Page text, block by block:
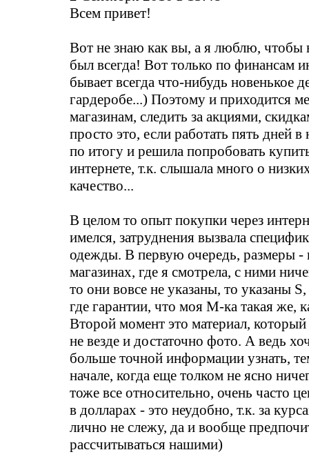
Всем привет!
Вот не знаю как вы, а я люблю,
был всегда! Вот только по финансам
бывает всегда что-нибудь новенькое
гардеробе...) Поэтому и приходится
магазинам, следить за акциями,
просто это, если работать пять дней
по итогу и решила попробовать
интернете, т.к. слышала много о
качество...
В целом то опыт покупки через
имелся, затруднения вызвала
одежды. В первую очередь, размеры -
магазинах, где я смотрела, с ними
то они вовсе не указаны, то указаны
где гарантии, что моя M-ка такая же,
Второй момент это материал, который
не везде и достаточно фото. А ведь
больше точной информации узнать,
начале, когда еще толком не ясно
тоже все относительно, очень часто
в долларах - это неудобно, т.к. за
лично не слежу, да и вообще
рассчитываться нашими)